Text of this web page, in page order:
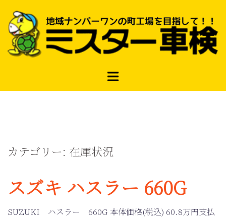
カテゴリー: 在庫状況
スズキ ハスラー 660G
SUZUKI ハスラー 660G 本体価格(税込) 60.8万円支払